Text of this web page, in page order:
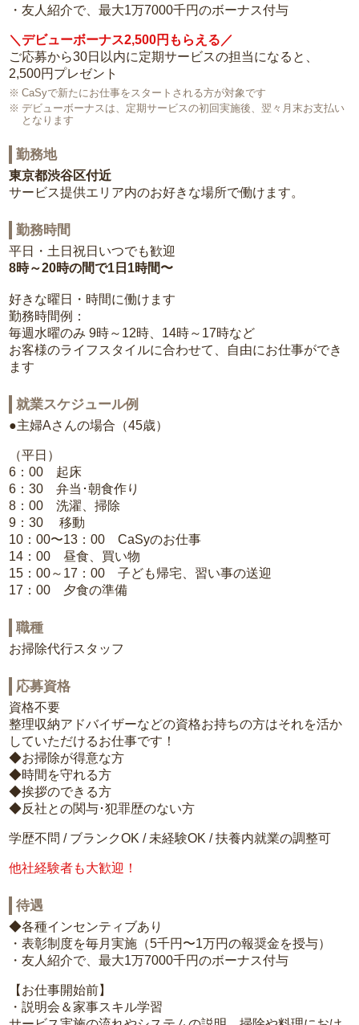
・友人紹介で、最大1万7000千円のボーナス付与
＼デビューボーナス2,500円もらえる／
ご応募から30日以内に定期サービスの担当になると、
2,500円プレゼント
CaSyで新たにお仕事をスタートされる方が対象です
デビューボーナスは、定期サービスの初回実施後、翌々月末お支払い
となります
勤務地
東京都渋谷区付近
サービス提供エリア内のお好きな場所で働けます。
勤務時間
平日・土日祝日いつでも歓迎
8時～20時の間で1日1時間〜
好きな曜日・時間に働けます
勤務時間例：
毎週水曜のみ 9時～12時、14時～17時など
お客様のライフスタイルに合わせて、自由にお仕事ができ
ます
就業スケジュール例
●主婦Aさんの場合（45歳）
（平日）
6：00 起床
6：30 弁当･朝食作り
8：00 洗濯、掃除
9：30 移動
10：00〜13：00 CaSyのお仕事
14：00 昼食、買い物
15：00～17：00 子ども帰宅、習い事の送迎
17：00 夕食の準備
職種
お掃除代行スタッフ
応募資格
資格不要
整理収納アドバイザーなどの資格お持ちの方はそれを活か
していただけるお仕事です！
◆お掃除が得意な方
◆時間を守れる方
◆挨拶のできる方
◆反社との関与･犯罪歴のない方
学歴不問 / ブランクOK / 未経験OK / 扶養内就業の調整可
他社経験者も大歓迎！
待遇
◆各種インセンティブあり
・表彰制度を毎月実施（5千円〜1万円の報奨金を授与）
・友人紹介で、最大1万7000千円のボーナス付与
【お仕事開始前】
・説明会＆家事スキル学習